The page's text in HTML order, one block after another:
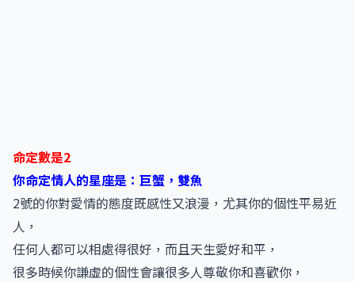
命定數是2
你命定情人的星座是：巨蟹，雙魚
2號的你對愛情的態度既感性又浪漫，尤其你的個性平易近
人，
任何人都可以相處得很好，而且天生愛好和平，
很多時候你謙虛的個性會讓很多人尊敬你和喜歡你，